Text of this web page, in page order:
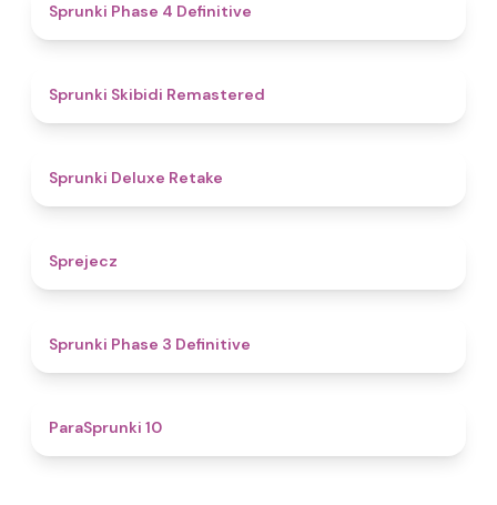
Sprunki Phase 4 Definitive
Sprunki Skibidi Remastered
Sprunki Deluxe Retake
Sprejecz
Sprunki Phase 3 Definitive
ParaSprunki 10